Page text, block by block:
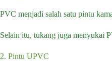
PVC menjadi salah satu pintu
Selain itu, tukang juga menyukai
2. Pintu UPVC